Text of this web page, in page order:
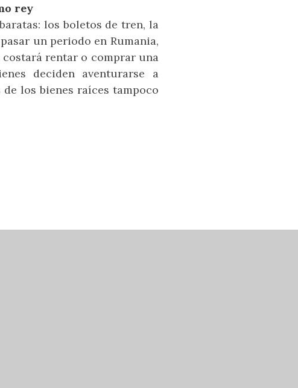
rey
los boletos de tren, la
un periodo en Rumania,
rentar o comprar una
deciden aventurarse a
los bienes raíces tampoco